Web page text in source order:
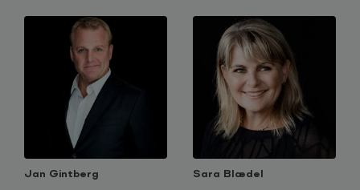
Jan Gintberg Sara Blædel